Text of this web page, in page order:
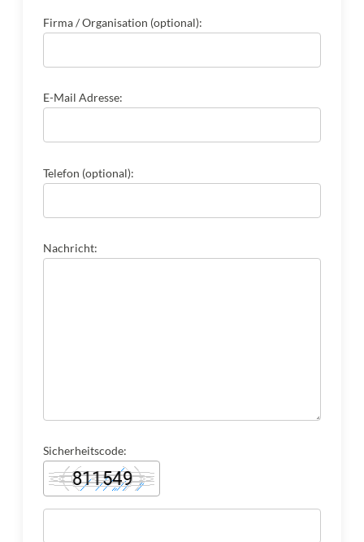
Firma / Organisation (optional):
E-Mail Adresse:
Telefon (optional):
Nachricht:
Sicherheitscode: